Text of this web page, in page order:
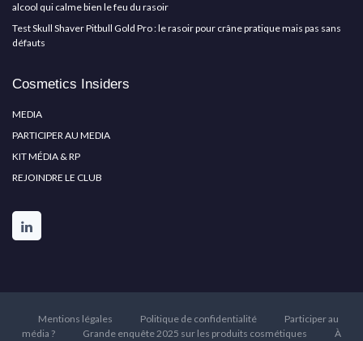
alcool qui calme bien le feu du rasoir
Test Skull Shaver Pitbull Gold Pro : le rasoir pour crâne pratique mais pas sans
défauts
Cosmetics Insiders
MEDIA
PARTICIPER AU MEDIA
KIT MÉDIA & RP
REJOINDRE LE CLUB
Mentions légales Politique de confidentialité
Participer au
média ?
Grande enquête 2025 sur les produits cosmétiques
À